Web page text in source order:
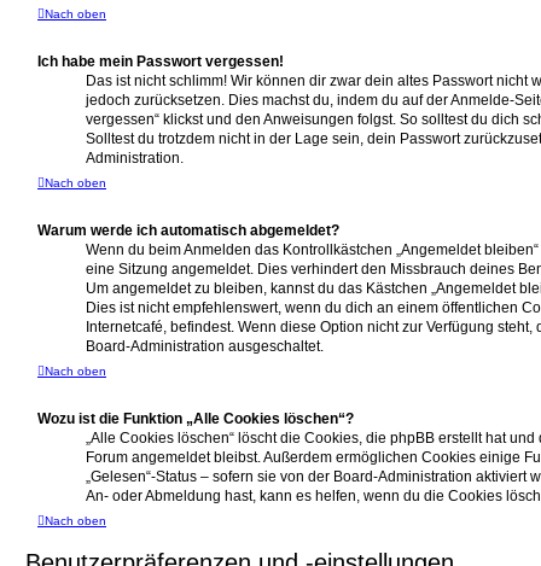
Nach oben
Ich habe mein Passwort vergessen!
Das ist nicht schlimm! Wir können dir zwar dein altes Passwort nicht
jedoch zurücksetzen. Dies machst du, indem du auf der Anmelde-
vergessen“ klickst und den Anweisungen folgst. So solltest du dich
Solltest du trotzdem nicht in der Lage sein, dein Passwort
Administration.
Nach oben
Warum werde ich automatisch abgemeldet?
Wenn du beim Anmelden das Kontrollkästchen „Angemeldet
eine Sitzung angemeldet. Dies verhindert den Missbrauch deines
Um angemeldet zu bleiben, kannst du das Kästchen „Angemeldet
Dies ist nicht empfehlenswert, wenn du dich an einem öffentlichen
Internetcafé, befindest. Wenn diese Option nicht zur Verfügung
Board-Administration ausgeschaltet.
Nach oben
Wozu ist die Funktion „Alle Cookies löschen“?
„Alle Cookies löschen“ löscht die Cookies, die phpBB erstellt hat
Forum angemeldet bleibst. Außerdem ermöglichen Cookies einige
„Gelesen“-Status – sofern sie von der Board-Administration aktiviert
An- oder Abmeldung hast, kann es helfen, wenn du die Cookies
Nach oben